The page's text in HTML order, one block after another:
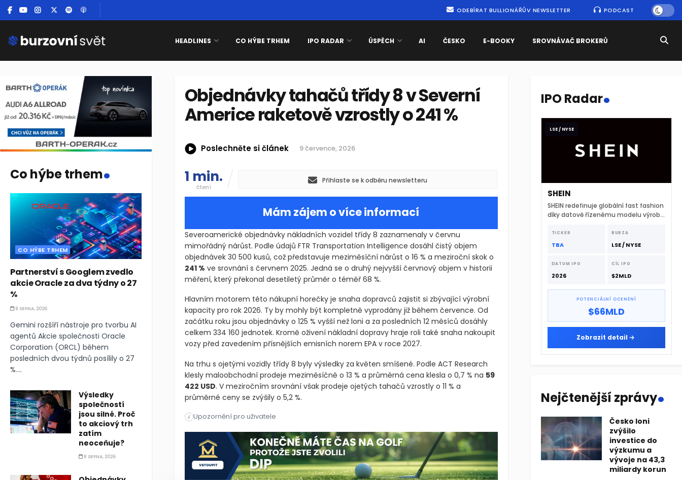
ODEBÍRAT BULLIONÁŘŮV NEWSLETTER PODCAST
HEADLINES CO HÝBE TRHEM IPO RADAR ÚSPĚCH AI ČESKO E-BOOKY SROVNÁVAČ BROKERŮ
Objednávky tahačů třídy 8 v Severní
Americe raketově vzrostly o 241 %
Poslechněte si článek 9 července, 2026
1 min.
čtení
Přihlaste se k odběru newsletteru
Mám zájem o více informací
Severoamerické objednávky nákladních vozidel třídy 8 zaznamenaly v červnu
mimořádný nárůst. Podle údajů FTR Transportation Intelligence dosáhl čistý objem
objednávek 30 500 kusů, což představuje meziměsíční nárůst o 16 % a meziroční skok o
241 % ve srovnání s červnem 2025. Jedná se o druhý nejvyšší červnový objem v historii
měření, který překonal desetiletý průměr o téměř 68 %.
Hlavním motorem této nákupní horečky je snaha dopravců zajistit si zbývající výrobní
kapacity pro rok 2026. Ty by mohly být kompletně vyprodány již během července. Od
začátku roku jsou objednávky o 125 % vyšší než loni a za posledních 12 měsíců dosáhly
celkem 334 160 jednotek. Kromě oživení nákladní dopravy hraje roli také snaha nakoupit
vozy před zavedením přísnějších emisních norem EPA v roce 2027.
Na trhu s ojetými vozidly třídy 8 byly výsledky za květen smíšené. Podle ACT Research
klesly maloobchodní prodeje meziměsíčně o 13 % a průměrná cena klesla o 0,7 % na 59
422 USD. V meziročním srovnání však prodeje ojetých tahačů vzrostly o 11 % a
průměrné ceny se zvýšily o 5,2 %.
Severoamerické objednávky nákladních vozidel třídy 8 zaznamenaly v červnu mimořádný nárůst. Podle údajů FTR Transportation
i Upozornění pro uživatele
Severoamerické objednávky nákladních vozidel třídy 8 zaznamenaly v červnu mimořádný nárůst. Podle údajů FTR Transportation
Co hýbe trhem.
CO HÝBE TRHEM
Partnerství s Googlem zvedlo
akcie Oracle za dva týdny o 27
%
9 SRPNA, 2026
Gemini rozšíří nástroje pro tvorbu AI
agentů Akcie společnosti Oracle
Corporation (ORCL) během
posledních dvou týdnů posílily o 27
%....
Výsledky
společností
jsou silné. Proč
to akciový trh
zatím
neoceňuje?
8 SRPNA, 2026
IPO Radar.
LSE / NYSE
SHEIN
SHEIN redefinuje globální fast fashion
díky datově řízenému modelu výroby
dodavatelskému řetězci.
TICKER
TBA
BURZA
LSE / NYSE
DATUM IPO
2026
CÍL IPO
$2MLD
POTENCIÁLNÍ OCENĚNÍ
$66MLD
Zobrazit detail
Nejčtenější zprávy.
Česko loni
zvýšilo
investice do
výzkumu a
vývoje na 43,3
miliardy korun